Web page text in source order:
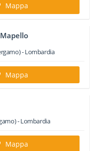
Mappa
-Lombardia
Mappa
-Lombardia
Mappa